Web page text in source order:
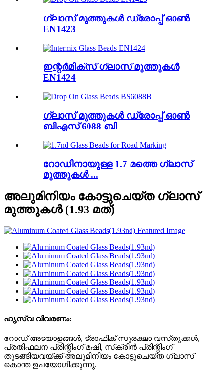
ഗ്ലാസ് മുത്തുകൾ ഡ്രോപ്പ് ഓൺ
EN1423
ഇന്റർമിക്സ് ഗ്ലാസ് മുത്തുകൾ
EN1424
ഗ്ലാസ് മുത്തുകൾ ഡ്രോപ്പ് ഓൺ
ബിഎസ് 6088 ബി
റോഡിനായുള്ള 1.7 മത്തെ ഗ്ലാസ്
മുത്തുകൾ ...
അലുമിനിയം കോട്ടുചെയ്ത ഗ്ലാസ്
മുത്തുകൾ (1.93 മത്)
ഹൃസ്വ വിവരണം:
റോഡ് അടയാളങ്ങൾ, ട്രാഫിക് സുരക്ഷാ വസ്‌തുക്കൾ,
പ്രതിഫലന പ്രിന്റിംഗ് മഷി, സ്‌ക്രീൻ പ്രിന്റിംഗ്
തുടങ്ങിയവയ്‌ക്ക് അലുമിനിയം കോട്ടുചെയ്ത ഗ്ലാസ്
കൊന്ത ഉപയോഗിക്കുന്നു.